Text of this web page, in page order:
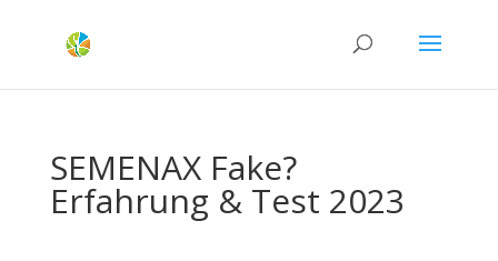
SEMENAX Fake?
Erfahrung & Test 2023